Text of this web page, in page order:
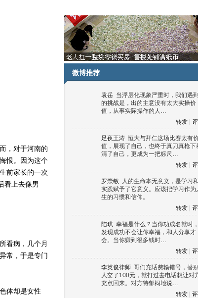
，对于河南的
恨。因为这个
前家长的一次
看上去像男
看病，几个月
常，于是专门
体却是女性
微博推荐
袁岳 当浮层化现象严重时，我们遇到
的挑战是，出的主意没有太大实操价
值，从事实际操作的人…
转发
足夜王涛 恒大与拜仁这场比赛太有
值，展现了自己，也终于真刀真枪下
清了自己，更成为一把标尺…
转发
罗崇敏 人的生命本无意义，是学习和
实践赋予了它意义。应该把学习作为
生的习惯和信仰。
转发
陆琪 幸福是什么？当你功成名就时，
发现成功不会让你幸福，和人分享才
会。当你赚到很多钱时…
转发
李英俊律师 哥们充话费输错号，替别
人交了100元，就打过去电话想让对
充点回来。对方特郁闷地说…
转发